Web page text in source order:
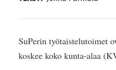
SuPerin työtaistelutoimet
koskee koko kunta-alaa